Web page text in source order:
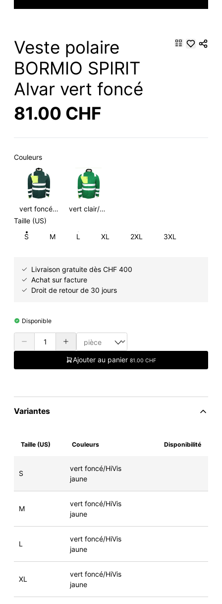
Veste polaire
BORMIO SPIRIT
Alvar vert foncé
81.00 CHF
Couleurs
vert foncé/HiVis jaune
vert clair/HiVis jaune
Taille (US)
S
M L XL 2XL 3XL
Livraison gratuite dès CHF 400
Achat sur facture
Droit de retour de 30 jours
Disponible
Ajouter au panier 81.00 CHF
Variantes
Taille (US) Couleurs Disponibilité
S
vert foncé/HiVis
jaune
M
vert foncé/HiVis
jaune
L
vert foncé/HiVis
jaune
XL
vert foncé/HiVis
jaune